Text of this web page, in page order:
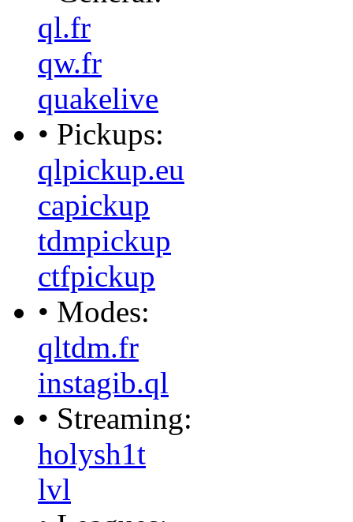
ql.fr
qw.fr
quakelive
• Pickups:
qlpickup.eu
capickup
tdmpickup
ctfpickup
• Modes:
qltdm.fr
instagib.ql
• Streaming:
holysh1t
lvl